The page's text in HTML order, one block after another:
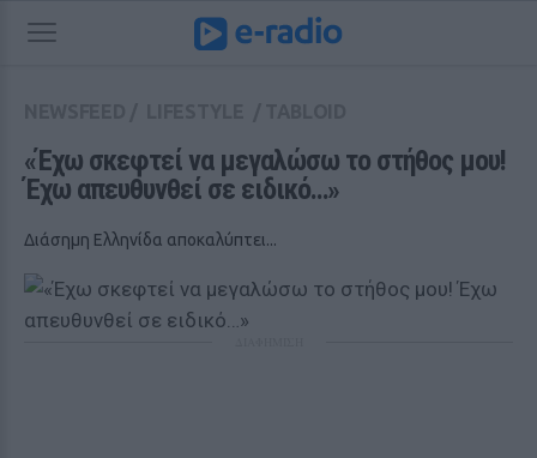
«Έχω σκεφτεί να μεγαλώσω το στήθος μου!
Έχω απευθυνθεί σε ειδικό…»
Διάσημη Ελληνίδα αποκαλύπτει...